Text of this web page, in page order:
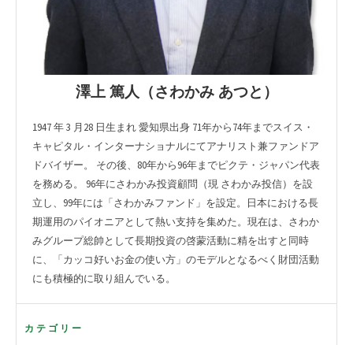
澤上 篤人（さわかみ あつと）
1947 年 3 月28 日生まれ 愛知県出身 71年から74年までスイス・
キャピタル・インターナショナルにてアナリスト兼ファンドア
ドバイザー。 その後、80年から96年までピクテ・ジャパン代表
を務める。 96年にさわかみ投資顧問（現 さわかみ投信）を設
立し、99年には「さわかみファンド」を設定。日本における長
期運用のパイオニアとして熱い支持を集めた。現在は、さわか
みグループ総帥として長期投資の啓蒙活動に精を出すと同時
に、「カッコ好いお金の使い方」のモデルとなるべく財団活動
にも積極的に取り組んでいる。
カテゴリー